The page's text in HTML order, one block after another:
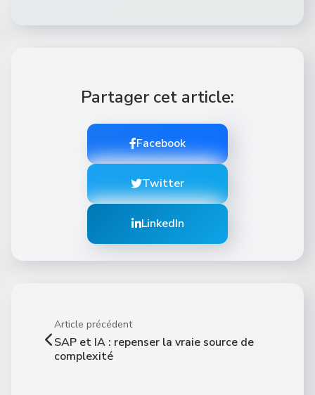
Partager cet article:
Facebook
Twitter
LinkedIn
Article précédent
SAP et IA : repenser la vraie source de
complexité